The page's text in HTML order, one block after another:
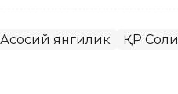
Асосий янгилик ҚР